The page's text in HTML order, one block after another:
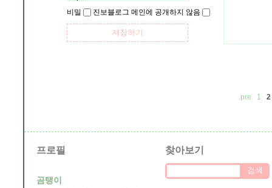
비밀 진보블로그 메인에 공개하지 않음
pre 1 2
프로필
곰탱이
찾아보기